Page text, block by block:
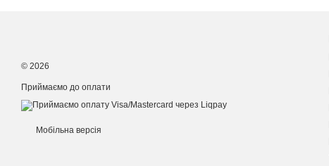
© 2026
Приймаємо до оплати
Мобільна версія